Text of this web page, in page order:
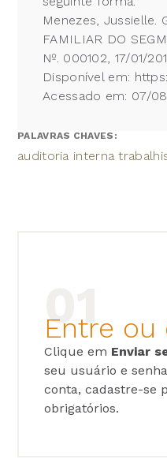
Menezes, Jussielle.
FAMILIAR DO
Nº. 000102, 17/01/
Disponível em:
Acessado em: 07/
PALAVRAS CHAVES:
auditoria interna
Entre
Clique em Enviar
seu usuário e
conta, cadastre-se
obrigatórios.